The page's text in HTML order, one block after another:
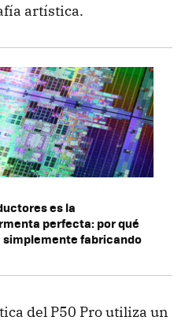
artística.
es la
perfecta: por qué
fabricando
del P50 Pro utiliza un